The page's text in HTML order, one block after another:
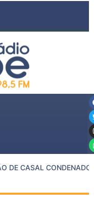
CASAL CONDENADO